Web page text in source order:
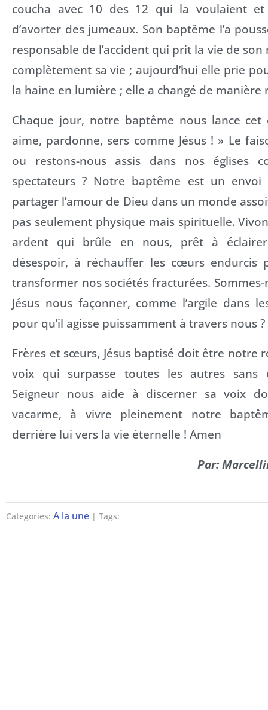
coucha avec 10 des 12 qui la voulaient
d’avorter des jumeaux. Son baptême l’a
responsable de l’accident qui prit la vie de
complètement sa vie ; aujourd’hui elle prie
la haine en lumière ; elle a changé de manière
Chaque jour, notre baptême nous lance
aime, pardonne, sers comme Jésus ! » Le
ou restons-nous assis dans nos églises
spectateurs ? Notre baptême est un envoi
partager l’amour de Dieu dans un monde
pas seulement physique mais spirituelle.
ardent qui brûle en nous, prêt à
désespoir, à réchauffer les cœurs endurcis
transformer nos sociétés fracturées.
Jésus nous façonner, comme l’argile dans
pour qu’il agisse puissamment à travers nous ?
Frères et sœurs, Jésus baptisé doit être notre
voix qui surpasse toutes les autres sans
Seigneur nous aide à discerner sa voix
vacarme, à vivre pleinement notre
derrière lui vers la vie éternelle ! Amen
Par:
Categories: A la une | Tags: